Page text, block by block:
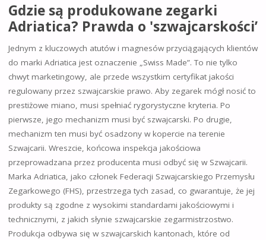
Gdzie są produkowane zegarki
Adriatica? Prawda o 'szwajcarskości’
Jednym z kluczowych atutów i magnesów przyciągających klientów
do marki Adriatica jest oznaczenie „Swiss Made”. To nie tylko
chwyt marketingowy, ale przede wszystkim certyfikat jakości
regulowany przez szwajcarskie prawo. Aby zegarek mógł nosić to
prestiżowe miano, musi spełniać rygorystyczne kryteria. Po
pierwsze, jego mechanizm musi być szwajcarski. Po drugie,
mechanizm ten musi być osadzony w kopercie na terenie
Szwajcarii. Wreszcie, końcowa inspekcja jakościowa
przeprowadzana przez producenta musi odbyć się w Szwajcarii.
Marka Adriatica, jako członek Federacji Szwajcarskiego Przemysłu
Zegarkowego (FHS), przestrzega tych zasad, co gwarantuje, że jej
produkty są zgodne z wysokimi standardami jakościowymi i
technicznymi, z jakich słynie szwajcarskie zegarmistrzostwo.
Produkcja odbywa się w szwajcarskich kantonach, które od